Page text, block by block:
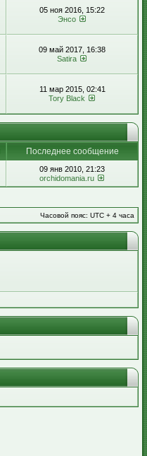
05 ноя 2016, 15:22
Энсо
09 май 2017, 16:38
Satira
11 мар 2015, 02:41
Tory Black
Последнее сообщение
09 янв 2010, 21:23
orchidomania.ru
Часовой пояс: UTC + 4 часа